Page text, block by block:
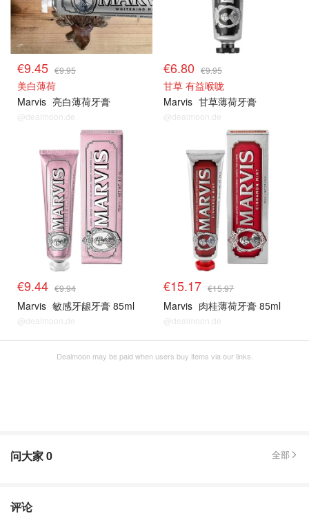
€9.45 €9.95
美白薄荷
Marvis 亮白薄荷牙膏
@dealmoon.de
€6.80 €9.95
甘草 有益喉咙
Marvis 甘草薄荷牙膏
@dealmoon.de
€9.44 €9.94
Marvis 敏感牙龈牙膏 85ml
@dealmoon.de
€15.17 €15.97
Marvis 肉桂薄荷牙膏 85ml
@dealmoon.de
Dealmoon may be paid when users buy items via our links.
问大家0 全部
评论